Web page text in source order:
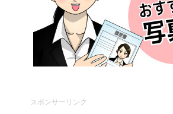
スポンサーリンク